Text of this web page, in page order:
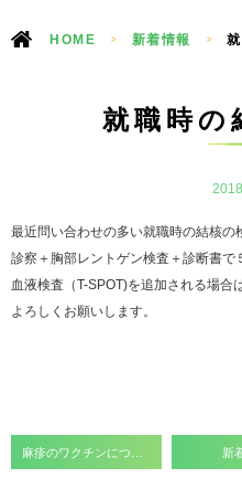
HOME > 新着情報 >
就職時の
最近問い合わせの多い就職時の結核の
診察＋胸部レントゲン検査＋診断書で
血液検査（T-SPOT)を追加される場合
よろしくお願いします。
新